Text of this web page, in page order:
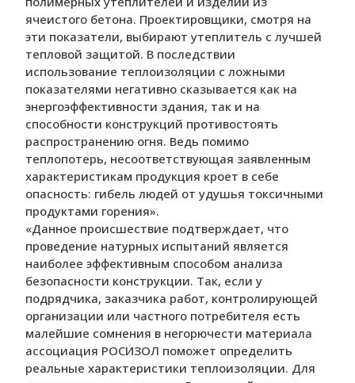
ячеистого бетона. Проектировщики, смотря на
эти показатели, выбирают утеплитель с лучшей
тепловой защитой. В последствии
использование теплоизоляции с ложными
показателями негативно сказывается как на
энергоэффективности здания, так и на
способности конструкций противостоять
распространению огня. Ведь помимо
теплопотерь, несоответствующая заявленным
характеристикам продукция кроет в себе
опасность: гибель людей от удушья токсичными
продуктами горения».
«Данное происшествие подтверждает, что
проведение натурных испытаний является
наиболее эффективным способом анализа
безопасности конструкции. Так, если у
подрядчика, заказчика работ, контролирующей
организации или частного потребителя есть
малейшие сомнения в негорючести материала
ассоциация РОСИЗОЛ поможет определить
реальные характеристики теплоизоляции. Для